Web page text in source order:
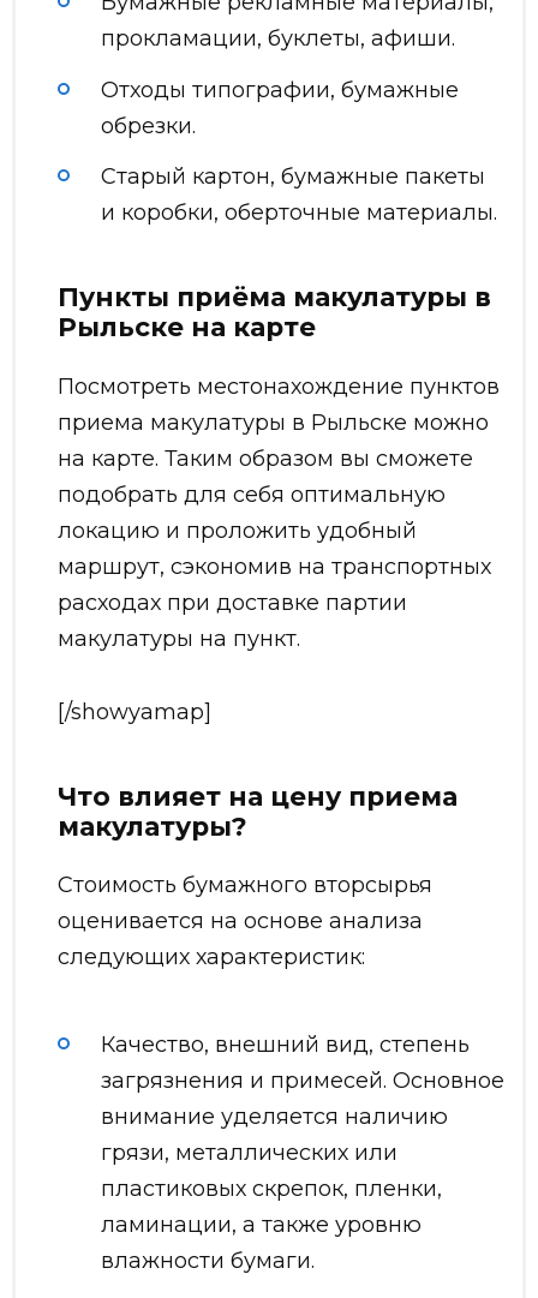
прокламации, буклеты, афиши.
Отходы типографии, бумажные
обрезки.
Старый картон, бумажные пакеты
и коробки, оберточные материалы.
Пункты приёма макулатуры в
Рыльске на карте
Посмотреть местонахождение пунктов
приема макулатуры в Рыльске можно
на карте. Таким образом вы сможете
подобрать для себя оптимальную
локацию и проложить удобный
маршрут, сэкономив на транспортных
расходах при доставке партии
макулатуры на пункт.
[/showyamap]
Что влияет на цену приема
макулатуры?
Стоимость бумажного вторсырья
оценивается на основе анализа
следующих характеристик:
Качество, внешний вид, степень
загрязнения и примесей. Основное
внимание уделяется наличию
грязи, металлических или
пластиковых скрепок, пленки,
ламинации, а также уровню
влажности бумаги.